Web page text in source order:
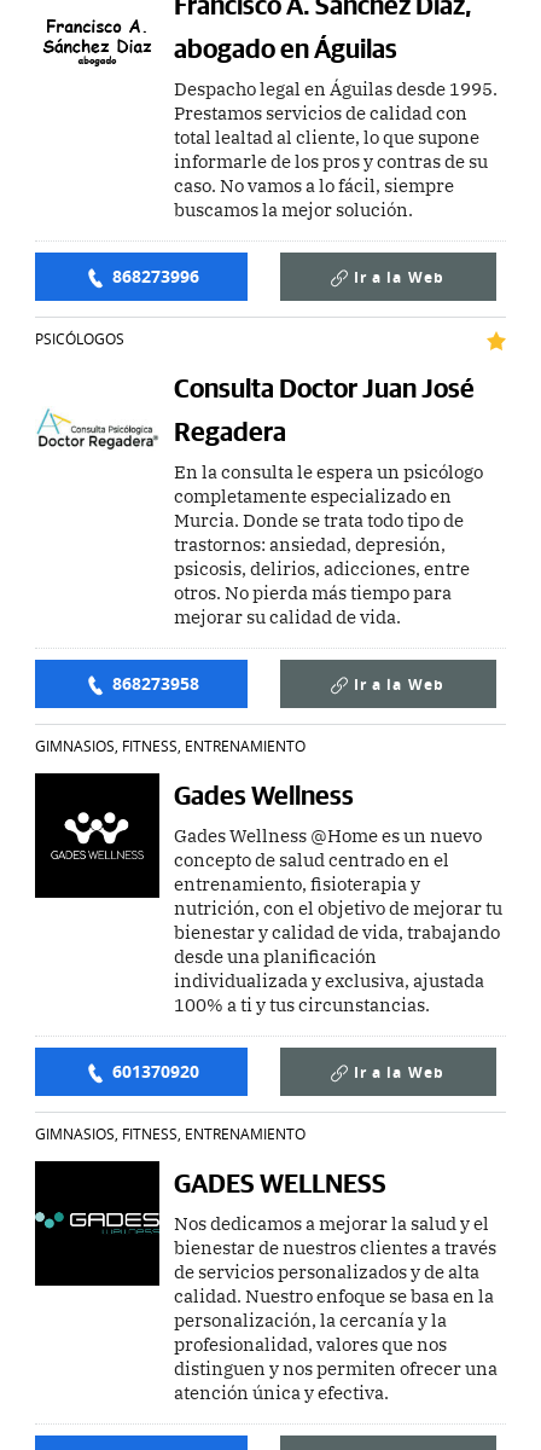
abogado en Águilas
Despacho legal en Águilas desde 1995.
Prestamos servicios de calidad con
total lealtad al cliente, lo que supone
informarle de los pros y contras de su
caso. No vamos a lo fácil, siempre
buscamos la mejor solución.
868273996 Ir a la Web
PSICÓLOGOS
Consulta Doctor Juan José
Regadera
En la consulta le espera un psicólogo
completamente especializado en
Murcia. Donde se trata todo tipo de
trastornos: ansiedad, depresión,
psicosis, delirios, adicciones, entre
otros. No pierda más tiempo para
mejorar su calidad de vida.
868273958 Ir a la Web
GIMNASIOS, FITNESS, ENTRENAMIENTO
Gades Wellness
Gades Wellness @Home es un nuevo
concepto de salud centrado en el
entrenamiento, fisioterapia y
nutrición, con el objetivo de mejorar tu
bienestar y calidad de vida, trabajando
desde una planificación
individualizada y exclusiva, ajustada
100% a ti y tus circunstancias.
601370920 Ir a la Web
GIMNASIOS, FITNESS, ENTRENAMIENTO
GADES WELLNESS
Nos dedicamos a mejorar la salud y el
bienestar de nuestros clientes a través
de servicios personalizados y de alta
calidad. Nuestro enfoque se basa en la
personalización, la cercanía y la
profesionalidad, valores que nos
distinguen y nos permiten ofrecer una
atención única y efectiva.